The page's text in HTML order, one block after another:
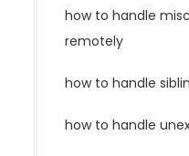
how to handle
remotely
how to handle
how to handle